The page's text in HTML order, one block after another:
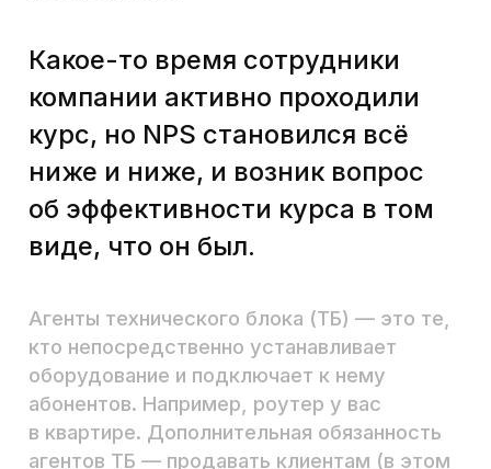
NPS ниже 60% намекал, что
курс стал неинтересным
он слишком сильно отличался
от обновленной программы
обучения по B2C-продажам,
который проходила часть
команды технического блока.
Аудитория курса — люди,
которые устанавливают
оборудование и подключают
услуги Ростелекома,
не продавцы и не специалисты
коммерческого блока,